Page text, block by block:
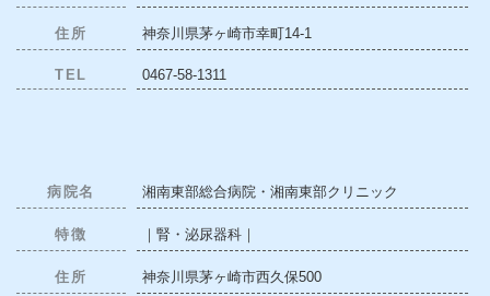
住所 神奈川県茅ヶ崎市幸町14-1
TEL 0467-58-1311
病院名 湘南東部総合病院・湘南東部クリニック
特徴 ｜腎・泌尿器科｜
住所 神奈川県茅ヶ崎市西久保500